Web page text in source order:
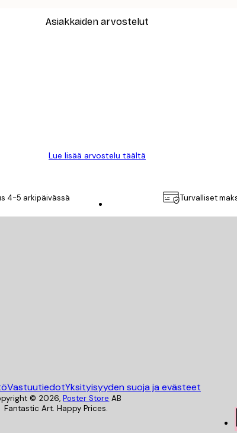
Asiakkaiden arvostelut
Lue lisää arvostelu täältä
4-5 arkipäivässä Turvalliset
VastuutiedotYksityisyyden suoja ja evästeet
© 2026, Poster Store AB
Fantastic Art. Happy Prices.